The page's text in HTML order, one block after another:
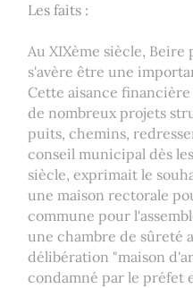
Les faits :
Au XIXème siècle,
s'avère être une
Cette aisance
de nombreux projets
puits, chemins,
conseil municipal dès
siècle, exprimait le
une maison rectorale
commune pour
une chambre de sûreté
délibération "maison
condamné par le préfet